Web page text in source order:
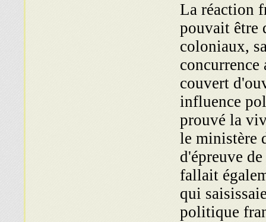
La réaction
pouvait être
coloniaux,
concurrence
couvert
influence
prouvé la
le ministère
d'épreuve
fallait
qui
politique